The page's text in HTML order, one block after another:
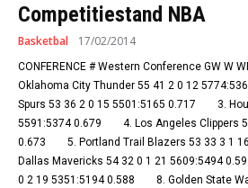
Competitiestand NBA
Basketbal 17/02/2014
CONFERENCE # Western Conference GW W WNE VNE V TP WP Vorm 1.
Oklahoma City Thunder 55 41 2 0 12 5774:5367 0.782 2.
Spurs 53 36 2 0 15 5501:5165 0.717 3. Houston Rockets 53 35 1 1 16
5591:5374 0.679 4. Los Angeles Clippers 55 35 2 1 17 5885:5535
0.673 5. Portland Trail Blazers 53 33 3 1 16 5718:5498 0.679 6.
Dallas Mavericks 54 32 0 1 21 5609:5494 0.593 7. Phoenix Suns 51
0 2 19 5351:5194 0.588 8. Golden State Warriors 53 30 1 2 20